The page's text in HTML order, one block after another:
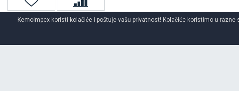
KemoImpex koristi kolačiće i poštuje vašu privatnost! Kolačiće koristimo u